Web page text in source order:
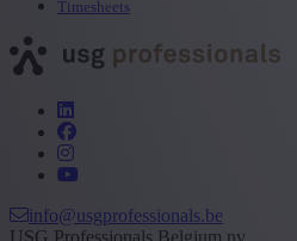
Timesheets
info@usgprofessionals.be
USG Professionals Belgium nv